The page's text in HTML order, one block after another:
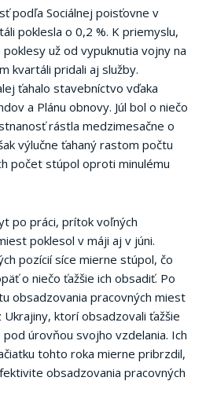
podľa Sociálnej poisťovne v
poklesla o 0,2 %. K priemyslu,
už od vypuknutia vojny na
kvartáli pridali aj služby.
ťahalo stavebníctvo vďaka
a Plánu obnovy. Júl bol o niečo
rástla medzimesačne o
výlučne ťahaný rastom počtu
počet stúpol oproti minulému
po práci, prítok voľných
poklesol v máji aj v júni.
pozícií síce mierne stúpol, čo
o niečo ťažšie ich obsadiť. Po
obsadzovania pracovných miest
Ukrajiny, ktorí obsadzovali ťažšie
úrovňou svojho vzdelania. Ich
tohto roka mierne pribrzdil,
obsadzovania pracovných